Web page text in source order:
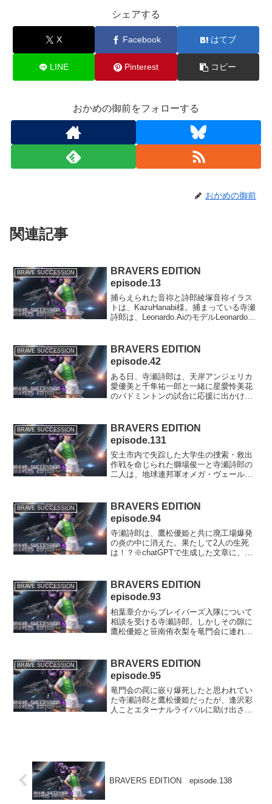
シェアする
X Facebook はてブ
LINE Pinterest コピー
おかめの御前をフォローする
おかめの御前
関連記事
BRAVE SUCCESSION
BRAVERS EDITION
episode.13
捕らえられた音祢と詩郎綾塚音祢イラス
トは、KazuHanabi様。捕まっている寺瀬
詩郎は、Leonardo.AiのモデルLeonardo
ルDrea...
BRAVE SUCCESSION
BRAVERS EDITION
episode.42
ある日、寺瀬詩郎は、天岸アンジェリカ
愛優美と千隼祐一郎と一緒に星愛怜美花
のバドミントンの試合に応援に出かける
怜美花の行方を追った詩郎もまた、スパ
ルトイ・S級部隊竜牙ドラ...
BRAVE SUCCESSION
BRAVERS EDITION
episode.131
安土市内で失踪した大学生の捜索・救出
作戦を命じられた獅場俊一と寺瀬詩郎の
二人は、地球連邦軍オメガ・ヴェール基
と共に異世界タシェニュヴルアへと渡
り、グランベルミア王国の...
BRAVE SUCCESSION
BRAVERS EDITION
episode.94
寺瀬詩郎は、鷹松優姫と共に廃工場爆発
の炎の中に消えた。果たして2人の生死
は！？※chatGPTで生成した文章に、一
生徒たちはそれぞれの机に座り、始業前
のひとときをのんび...
BRAVE SUCCESSION
BRAVERS EDITION
episode.93
柏葉章介からブレイバーズ入隊について
相談を受ける寺瀬詩郎。しかしその隙に
鷹松優姫と笹南侑衣梨を竜門会に連れ去
に、一部編集を加えております。夕暮れ
の廃工場夕暮れの帳が...
BRAVE SUCCESSION
BRAVERS EDITION
episode.95
竜門会の罠に嵌り爆死したと思われてい
た寺瀬詩郎と鷹松優姫だったが、逢沢彩
人ことエターナルライバルに助け出され
BRAVERS EDITION episode.138